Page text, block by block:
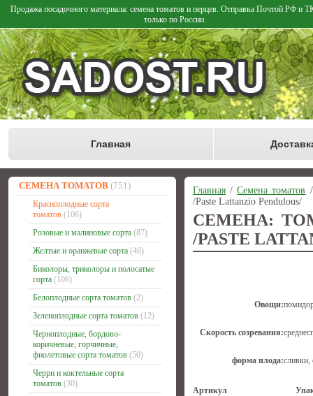
Продажа посадочного материала: семена томатов и перцев. Отправка Почтой РФ и
только по России.
Главная
СЕМЕНА ТОМАТОВ (751)
Красноплодные сорта
томатов (106)
Розовые и малиновые сорта (87)
Желтые и оранжевые сорта (40)
Биколоры, триколоры и полосатые
сорта (106)
Белоплодные сорта томатов (2)
Зеленоплодные сорта томатов (12)
Черноплодные, бордово-
коричневые, горчичные,
фиолетовые сорта томатов (50)
Черри и коктельные сорта
томатов (30)
Главная /Семена томатов
/Paste Lattanzio Pendulous/
СЕМЕНА:
/PASTE
Овощи:
Скорость созревания:
форма плода:сливки,
Артикул